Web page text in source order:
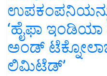
‘ಹೈಫಾ
ಅಂಡ್
ಲಿಮಿಟೆಡ್’